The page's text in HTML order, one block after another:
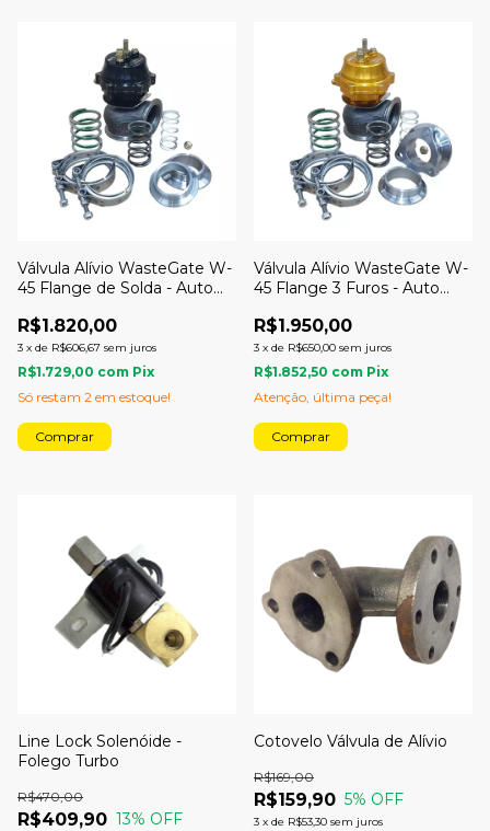
Válvula Alívio WasteGate W-
45 Flange de Solda - Auto
R$1.820,00
3 x de R$606,67 sem juros
R$1.729,00 com Pix
Só restam 2 em estoque!
Comprar
Válvula Alívio WasteGate W-
45 Flange 3 Furos - Auto
R$1.950,00
3 x de R$650,00 sem juros
R$1.852,50 com Pix
Atenção, última peça!
Comprar
Line Lock Solenóide -
Folego Turbo
R$409,90
R$470,00
13% OFF
Cotovelo Válvula de Alívio
R$159,90
R$169,00
5% OFF
3 x de R$53,30 sem juros